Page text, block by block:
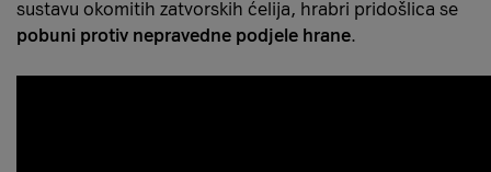
sustavu okomitih zatvorskih ćelija, hrabri pridošlica se
pobuni protiv nepravedne podjele hrane.